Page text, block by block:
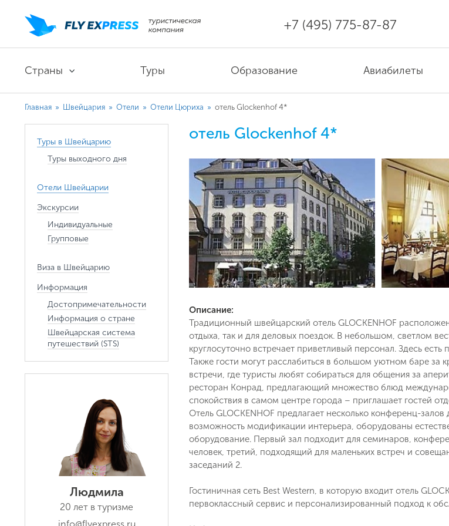
+7 (495) 775-87-87
Страны Туры Образование Авиабилеты
Главная » Швейцария » Отели » Отели Цюриха » отель Glockenhof 4*
Туры в Швейцарию
Туры выходного дня
Отели Швейцарии
Экскурсии
Индивидуальные
Групповые
Виза в Швейцарию
Информация
Достопримечательности
Информация о стране
Швейцарская система
путешествий (STS)
Людмила
20 лет в туризме
отель Glockenhof 4*
Описание:
Традиционный швейцарский отель GLOCKENHOF
отдыха, так и для деловых поездок. В небольшом, светлом
круглосуточно встречает приветливый персонал. Здесь есть
Также гости могут расслабиться в большом уютном баре за
встречи, где туристы любят собираться для общения за
ресторан Конрад, предлагающий множество блюд
спокойствия в самом центре города – приглашает гостей
Отель GLOCKENHOF предлагает несколько конференц-
возможность модификации интерьера, оборудованы
оборудование. Первый зал подходит для семинаров,
человек, третий, подходящий для маленьких встреч и
заседаний 2.
Гостиничная сеть Best Western, в которую входит отель
первоклассный сервис и персонализированный подход к